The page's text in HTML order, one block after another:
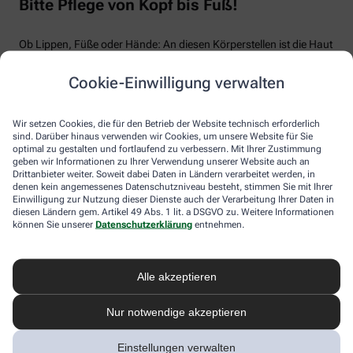
Cookie-Einwilligung verwalten
Wir setzen Cookies, die für den Betrieb der Website technisch erforderlich
sind. Darüber hinaus verwenden wir Cookies, um unsere Website für Sie
optimal zu gestalten und fortlaufend zu verbessern. Mit Ihrer Zustimmung
geben wir Informationen zu Ihrer Verwendung unserer Website auch an
Drittanbieter weiter. Soweit dabei Daten in Ländern verarbeitet werden, in
denen kein angemessenes Datenschutzniveau besteht, stimmen Sie mit Ihrer
Einwilligung zur Nutzung dieser Dienste auch der Verarbeitung Ihrer Daten in
diesen Ländern gem. Artikel 49 Abs. 1 lit. a DSGVO zu. Weitere Informationen
können Sie unserer Datenschutzerklärung entnehmen.
Alle akzeptieren
Nur notwendige akzeptieren
Einstellungen verwalten
Bitte Pflege von Kopf bis Fuß!
Ob Lippen, Füße oder Hände: An diesen Körperstellen ist die Haut
Winters ausgesetzt. So besitzen Lippen keine Talgdrüsen und vor
Sonne schützende Pigmente, auch die Hornschicht fehlt. Der
Talgdrüsen. Letztere sind an unseren Füßen ebenso Mangelware.
Die gute Nachricht: Es gibt viele Produkte für Lippen, Füße und
Hände, die die Hautbarriere gezielt stärken. Apotheker:innen und
PTA beraten Sie gerne dazu.